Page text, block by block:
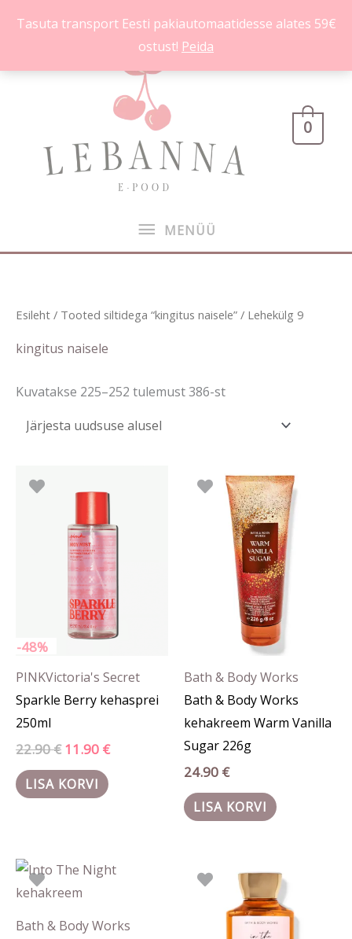
Tasuta transport Eesti pakiautomaatidesse alates 59€
ostust! Peida
MENÜÜ
MENÜÜ
0
Esileht / Tooted siltidega “kingitus naisele” / Lehekülg 9
kingitus naisele
Kuvatakse 225–252 tulemust 386-st
Sorditud
uusimate
-48%
PINKVictoria's Secret
Sparkle Berry kehasprei
250ml
22.90€ 11.90 €
on:
LISA KORVI
Bath & Body Works
Bath & Body Works
kehakreem Warm Vanilla
Sugar 226g
24.90 €
LISA KORVI
Bath & Body Works